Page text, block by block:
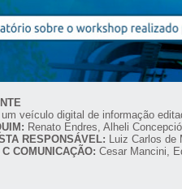
veículo digital de informação
Renato Endres, Alheli
RESPONSÁVEL: Luiz Carlos de
COMUNICAÇÃO: Cesar Mancini,